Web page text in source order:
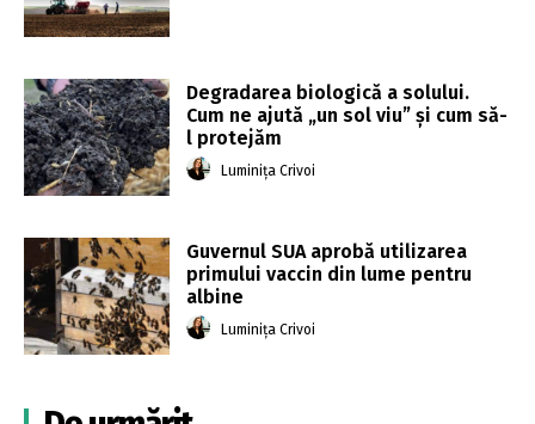
Degradarea biologică a solului.
Cum ne ajută „un sol viu” și cum să-
l protejăm
Luminița Crivoi
Guvernul SUA aprobă utilizarea
primului vaccin din lume pentru
albine
Luminița Crivoi